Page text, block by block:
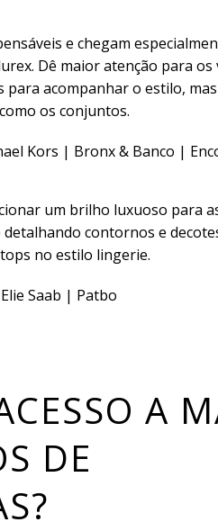
e chegam
Dê maior atenção para os
para acompanhar o estilo,
os conjuntos.
Kors | Bronx & Banco |
um brilho luxuoso para
contornos e
no estilo lingerie.
Saab | Patbo
A
DE